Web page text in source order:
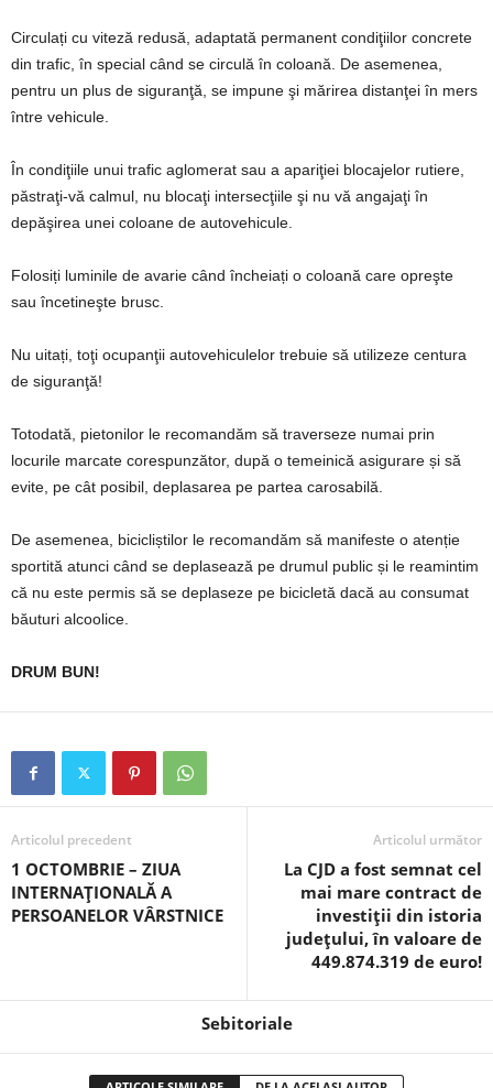
Circulați cu viteză redusă, adaptată permanent condiţiilor concrete
din trafic, în special când se circulă în coloană. De asemenea,
pentru un plus de siguranţă, se impune şi mărirea distanţei în mers
între vehicule.
În condiţiile unui trafic aglomerat sau a apariţiei blocajelor rutiere,
păstraţi-vă calmul, nu blocaţi intersecţiile şi nu vă angajaţi în
depăşirea unei coloane de autovehicule.
Folosiți luminile de avarie când încheiați o coloană care opreşte
sau încetineşte brusc.
Nu uitați, toţi ocupanţii autovehiculelor trebuie să utilizeze centura
de siguranţă!
Totodată, pietonilor le recomandăm să traverseze numai prin
locurile marcate corespunzător, după o temeinică asigurare și să
evite, pe cât posibil, deplasarea pe partea carosabilă.
De asemenea, bicicliștilor le recomandăm să manifeste o atenție
sportită atunci când se deplasează pe drumul public și le reamintim
că nu este permis să se deplaseze pe bicicletă dacă au consumat
băuturi alcoolice.
DRUM BUN!
Articolul precedent
1 OCTOMBRIE – ZIUA
INTERNAȚIONALĂ A
PERSOANELOR VÂRSTNICE
Articolul următor
La CJD a fost semnat cel
mai mare contract de
investiții din istoria
județului, în valoare de
449.874.319 de euro!
Sebitoriale